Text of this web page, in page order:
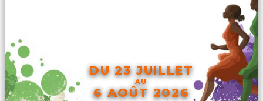
DU 23 JUILLET
AU
6 AOÛT 2026